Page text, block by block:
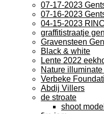
07-17-2023
07-16-2023
04-15-2023
graffitistraatje
Gravensteen
Black & white
Lente 2022
Nature
Verbeke
Abdij Villers
de stroate
shoot